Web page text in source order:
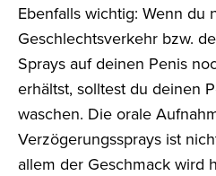
Ebenfalls wichtig: Wenn du
Geschlechtsverkehr bzw.
Sprays auf deinen Penis
erhältst, solltest du deinen
waschen. Die orale
Verzögerungssprays ist
allem der Geschmack wird